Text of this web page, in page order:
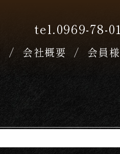
tel.0969-78-
会社概要 会員